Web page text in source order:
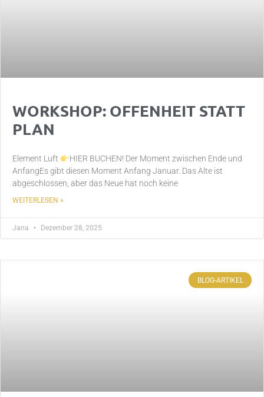
WORKSHOP: OFFENHEIT STATT
PLAN
Element Luft
HIER BUCHEN! Der Moment zwischen Ende und
AnfangEs gibt diesen Moment Anfang Januar. Das Alte ist
abgeschlossen, aber das Neue hat noch keine
WEITERLESEN »
Jana Dezember 28, 2025
BLOG-ARTIKEL